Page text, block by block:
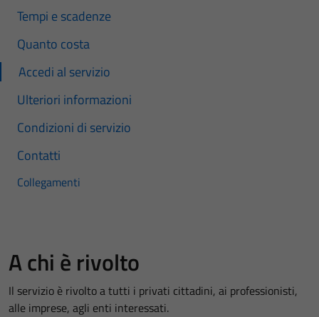
Tempi e scadenze
Quanto costa
Accedi al servizio
Ulteriori informazioni
Condizioni di servizio
Contatti
Collegamenti
A chi è rivolto
Il servizio è rivolto a tutti i privati cittadini, ai professionisti,
alle imprese, agli enti interessati.